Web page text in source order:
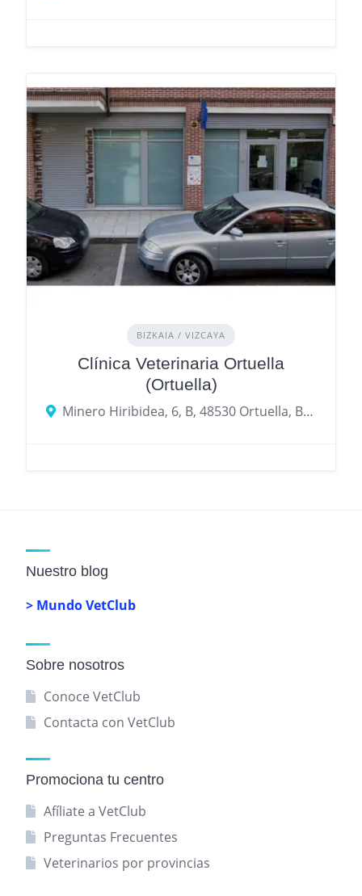
BIZKAIA / VIZCAYA
Clínica Veterinaria Ortuella
(Ortuella)
Minero Hiribidea, 6, B, 48530 Ortuella, Biscay
Nuestro blog
> Mundo VetClub
Sobre nosotros
Conoce VetClub
Contacta con VetClub
Promociona tu centro
Afíliate a VetClub
Preguntas Frecuentes
Veterinarios por provincias